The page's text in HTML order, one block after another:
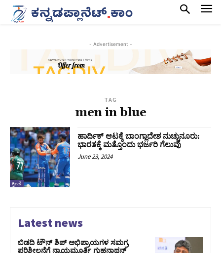
- Advertisement -
TAG
men in blue
ಕ್ರೀಡೆ
ಹಾರ್ದಿಕ್ ಆಟಕ್ಕೆ ಬಾಂಗ್ಲಾದೇಶ ನುಚ್ಚುನೂರು:
ಭಾರತಕ್ಕೆ ಮತ್ತೊಂದು ಭರ್ಜರಿ ಗೆಲುವು
June 23, 2024
Latest news
ಬಿಡದಿ ಟೌನ್ ಶಿಪ್ ಅಭಿಪ್ರಾಯಗಳ ಸಮಗ್ರ
ಪರಿಶೀಲನೆಗೆ ನ್ಯಾಯಮೂರ್ತಿ ಗುಹನಾಥನ್